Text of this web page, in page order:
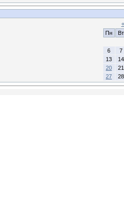
«
Пн
Вт
6
7
13
14
20
21
27
28